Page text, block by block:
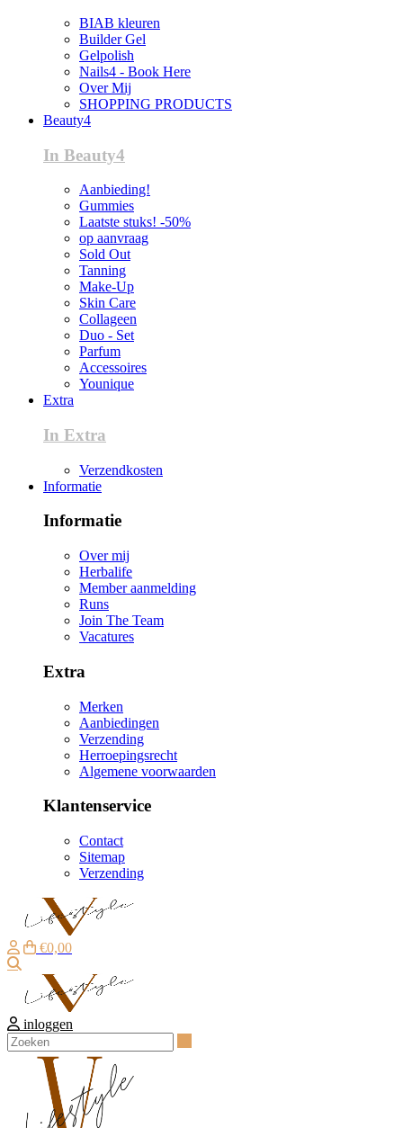
BIAB kleuren
Builder Gel
Gelpolish
Nails4 - Book Here
Over Mij
SHOPPING PRODUCTS
Beauty4
In Beauty4
Aanbieding!
Gummies
Laatste stuks! -50%
op aanvraag
Sold Out
Tanning
Make-Up
Skin Care
Collageen
Duo - Set
Parfum
Accessoires
Younique
Extra
In Extra
Verzendkosten
Informatie
Informatie
Over mij
Herbalife
Member aanmelding
Runs
Join The Team
Vacatures
Extra
Merken
Aanbiedingen
Verzending
Herroepingsrecht
Algemene voorwaarden
Klantenservice
Contact
Sitemap
Verzending
€0,00
inloggen